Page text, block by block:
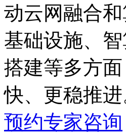
动云网融合和
基础设施
搭建等多方面
快、更稳推进
预约专家咨询